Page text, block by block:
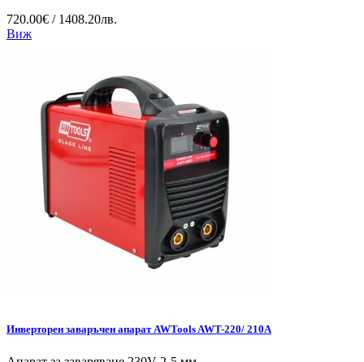
720.00€ / 1408.20лв.
Виж
Инверторен заваръчен апарат AWTools AWT-220/ 210A